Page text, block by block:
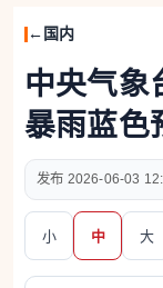
国内
中央气象
暴雨蓝色
2026-06-03
小 中 大